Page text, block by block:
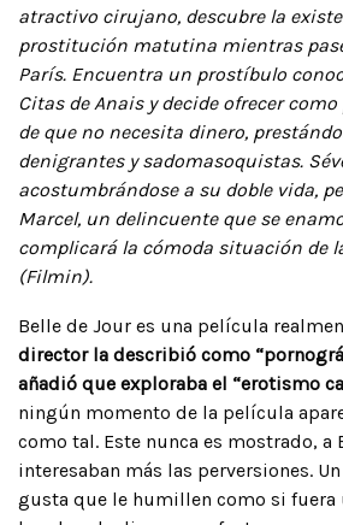
atractivo cirujano, descubre la
prostitución matutina mientras
París. Encuentra un prostíbulo
Citas de Anais y decide ofrecer
de que no necesita dinero,
denigrantes y sadomasoquistas.
acostumbrándose a su doble vida,
Marcel, un delincuente que se
complicará la cómoda situación de
(Filmin).
Belle de Jour es una película
director la describió como
añadió que exploraba el “erotismo
ningún momento de la película
como tal. Este nunca es mostrado, a
interesaban más las perversiones.
gusta que le humillen como si fuera